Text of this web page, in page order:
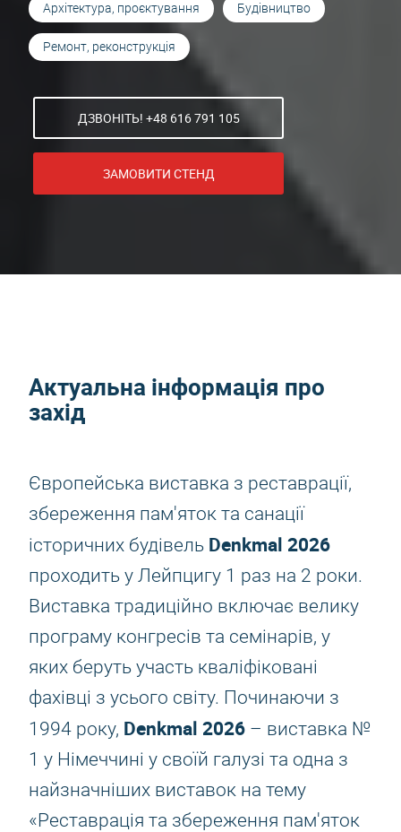
Архітектура, проєктування Будівництво
Ремонт, реконструкція
ДЗВОНІТЬ! +48 616 791 105
ЗАМОВИТИ СТЕНД
Актуальна інформація про
захід
Європейська виставка з реставрації,
збереження пам'яток та санації
історичних будівель Denkmal 2026
проходить у Лейпцигу 1 раз на 2 роки.
Виставка традиційно включає велику
програму конгресів та семінарів, у
яких беруть участь кваліфіковані
фахівці з усього світу. Починаючи з
1994 року, Denkmal 2026 – виставка №
1 у Німеччині у своїй галузі та одна з
найзначніших виставок на тему
«Реставрація та збереження пам'яток